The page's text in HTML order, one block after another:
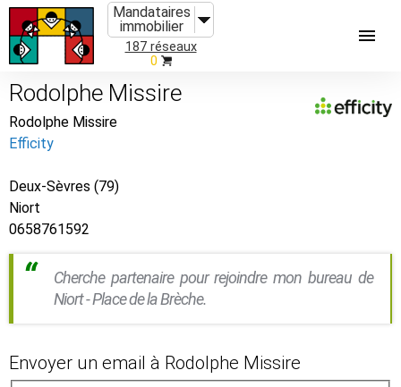
Mandataires
immobilier
187 réseaux
0
Rodolphe Missire
Rodolphe Missire
Efficity
Deux-Sèvres (79)
Niort
0658761592
Cherche partenaire pour rejoindre mon bureau de
Niort - Place de la Brèche.
Envoyer un email à Rodolphe Missire